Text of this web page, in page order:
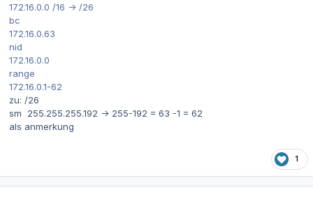
172.16.0.0 /16 -> /26
bc
172.16.0.63
nid
172.16.0.0
range
172.16.0.1-62
zu: /26
sm 255.255.255.192 -> 255-192 = 63 -1 = 62
als anmerkung
1